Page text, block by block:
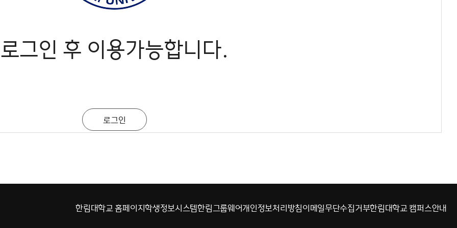
로그인 후 이용가능합니다.
한림대학교 홈페이지학생정보시스템한림그룹웨어개인정보처리방침이메일무단수집거부한림대학교 캠퍼스안내